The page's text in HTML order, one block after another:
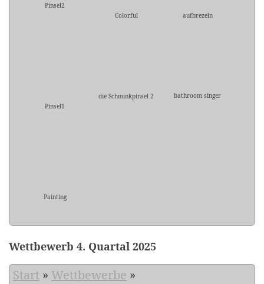
Pinsel2
Colorful
aufbrezeln
Pinsel1
die Schminkpinsel 2 bathroom singer
Painting
Wettbewerb 4. Quartal 2025
Start » Wettbewerbe »